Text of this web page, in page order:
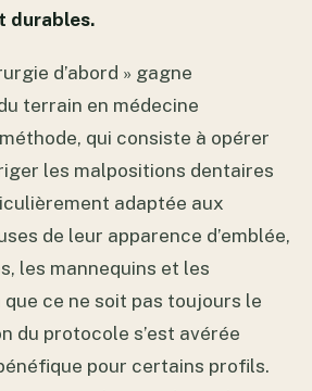
durables.
d’abord » gagne
terrain en médecine
qui consiste à opérer
les malpositions dentaires
adaptée aux
de leur apparence d’emblée,
les mannequins et les
ce ne soit pas toujours le
du protocole s’est avérée
pour certains profils.